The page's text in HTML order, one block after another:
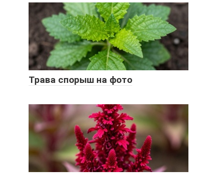
Трава спорыш на фото